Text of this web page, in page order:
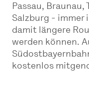
Passau,
Salzburg - immer
damit längere
werden können.
kostenlos